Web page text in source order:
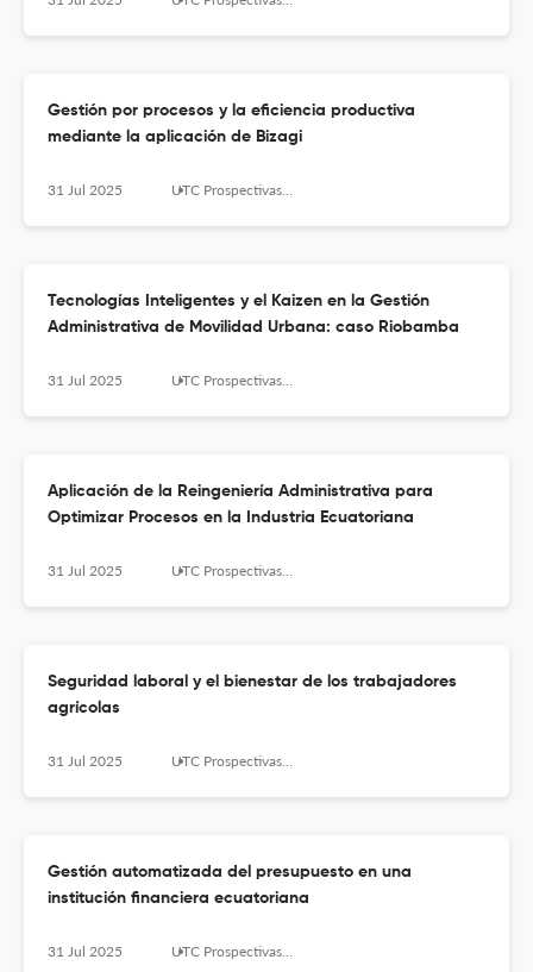
Gestión por procesos y la eficiencia productiva
mediante la aplicación de Bizagi
31 Jul 2025 UTC Prospectivas: Revista de Ciencias Administrativas y Económicas
Tecnologías Inteligentes y el Kaizen en la Gestión
Administrativa de Movilidad Urbana: caso Riobamba
31 Jul 2025 UTC Prospectivas: Revista de Ciencias Administrativas y Económicas
Aplicación de la Reingeniería Administrativa para
Optimizar Procesos en la Industria Ecuatoriana
31 Jul 2025 UTC Prospectivas: Revista de Ciencias Administrativas y Económicas
Seguridad laboral y el bienestar de los trabajadores
agrícolas
31 Jul 2025 UTC Prospectivas: Revista de Ciencias Administrativas y Económicas
Gestión automatizada del presupuesto en una
institución financiera ecuatoriana
31 Jul 2025 UTC Prospectivas: Revista de Ciencias Administrativas y Económicas